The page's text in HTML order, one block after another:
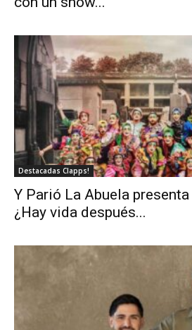
Destacadas Clapps!
Y Parió La Abuela
¿Hay vida después...